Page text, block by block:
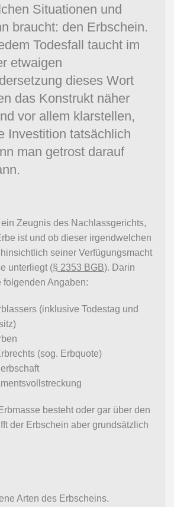
Situationen und
braucht: den Erbschein.
Todesfall taucht im
etwaigen
dieses Wort
das Konstrukt näher
vor allem klarstellen,
Investition tatsächlich
man getrost darauf
Zeugnis des Nachlassgerichts,
ist und ob dieser irgendwelchen
seiner Verfügungsmacht
unterliegt (§ 2353 BGB). Darin
Angaben:
(inklusive Todestag und
(sog. Erbquote)
besteht oder gar über den
der Erbschein aber grundsätzlich
Arten des Erbscheins.